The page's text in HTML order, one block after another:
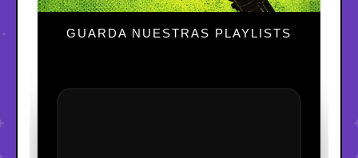
GUARDA NUESTRAS PLAYLISTS